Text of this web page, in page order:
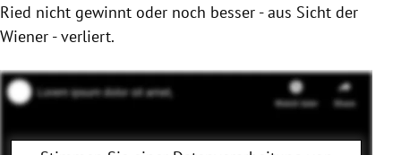
Ried nicht gewinnt oder noch besser - aus Sicht der
Wiener - verliert.